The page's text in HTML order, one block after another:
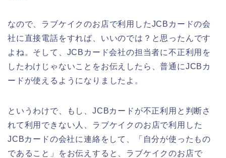
なので、ラブケイクのお店で利用したJCBカードの会
社に直接電話をすれば、いいのでは？と思ったんです
よね。そして、JCBカード会社の担当者に不正利用を
したわけじゃないことをお伝えしたら、普通にJCBカ
ードが使えるようになりましたよ。
というわけで、もし、JCBカードが不正利用と判断さ
れて利用できない人、ラブケイクのお店で利用した
JCBカードの会社に連絡をして、「自分が使ったもの
であること」をお伝えすると、ラブケイクのお店で